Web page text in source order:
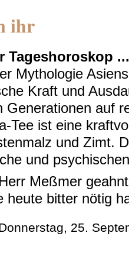
ihr
Tageshoroskop ...
Mythologie
Kraft und
Generationen auf
Tee ist eine
und Zimt.
und
Meßmer
heute bitter nötig
25.